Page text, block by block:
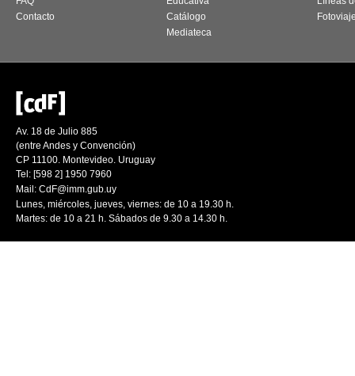
Contacto
Catálogo
Mediateca
Av. 18 de Julio 885
(entre Andes y Convención)
CP 11100. Montevideo. Uruguay
Tel: [598 2] 1950 7960
Mail: CdF@imm.gub.uy
Lunes, miércoles, jueves, viernes: de 10 a 19.30 h.
Martes: de 10 a 21 h. Sábados de 9.30 a 14.30 h.